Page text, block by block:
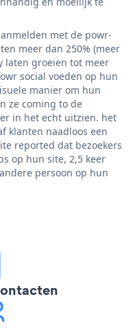
met de powr-
meer dan 250% (meer
laten groeien tot meer
social voeden op hun
manier om hun
ze coming to de
in het echt uitzien. het
klanten naadloos een
reported dat bezoekers
op hun site, 2,5 keer
persoon op hun